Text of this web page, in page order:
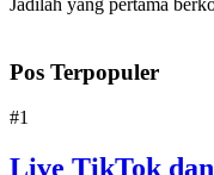
Pos Terpopuler
#1
Live TikTok